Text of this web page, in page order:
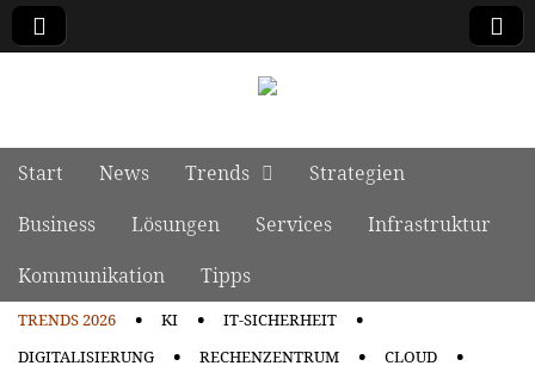
Main menu
Skip to content
Start News Trends
Strategien
Business
Lösungen Services
Infrastruktur
Kommunikation
Tipps
TRENDS 2026 KI
IT-SICHERHEIT
DIGITALISIERUNG
RECHENZENTRUM
CLOUD